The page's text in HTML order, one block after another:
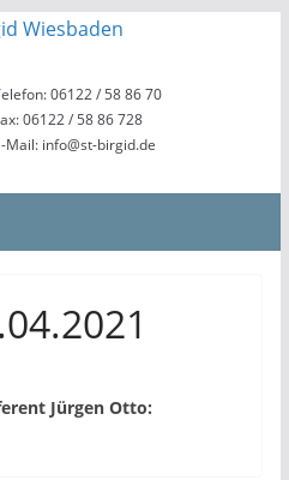
06122 / 58 86 70
06122 / 58 86 728
Mail: info@st-birgid.de
Jürgen Otto: